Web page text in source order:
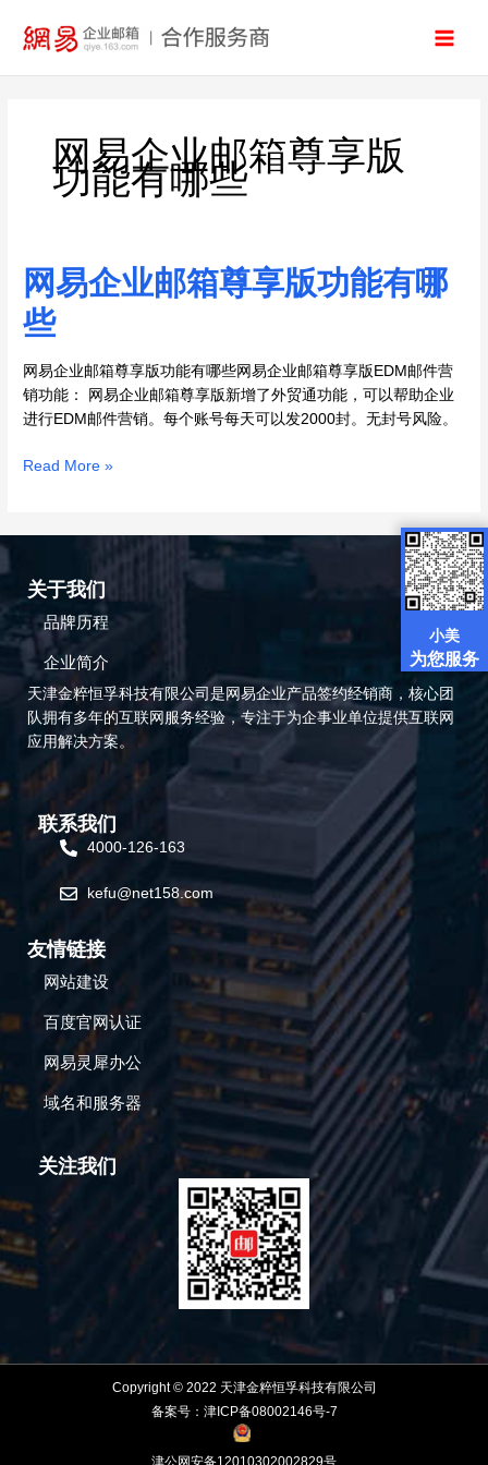
网易企业邮箱尊享版
功能有哪些
网易企业邮箱尊享版功能有哪
些
网易企业邮箱尊享版功能有哪些网易企业邮箱尊享版EDM邮件营
销功能： 网易企业邮箱尊享版新增了外贸通功能，可以帮助企业
进行EDM邮件营销。每个账号每天可以发2000封。无封号风险。
网
易
企
邮
箱
尊
版
有
些
Read More »
关于我们
品牌历程
企业简介
天津金粹恒孚科技有限公司是网易企业产品签约经销商，核心团
队拥有多年的互联网服务经验，专注于为企事业单位提供互联网
应用解决方案。
小美
为您服务
联系我们
4000-126-163
kefu@net158.com
友情链接
网站建设
百度官网认证
网易灵犀办公
域名和服务器
关注我们
Copyright © 2022 天津金粹恒孚科技有限公司
备案号：津ICP备08002146号-7